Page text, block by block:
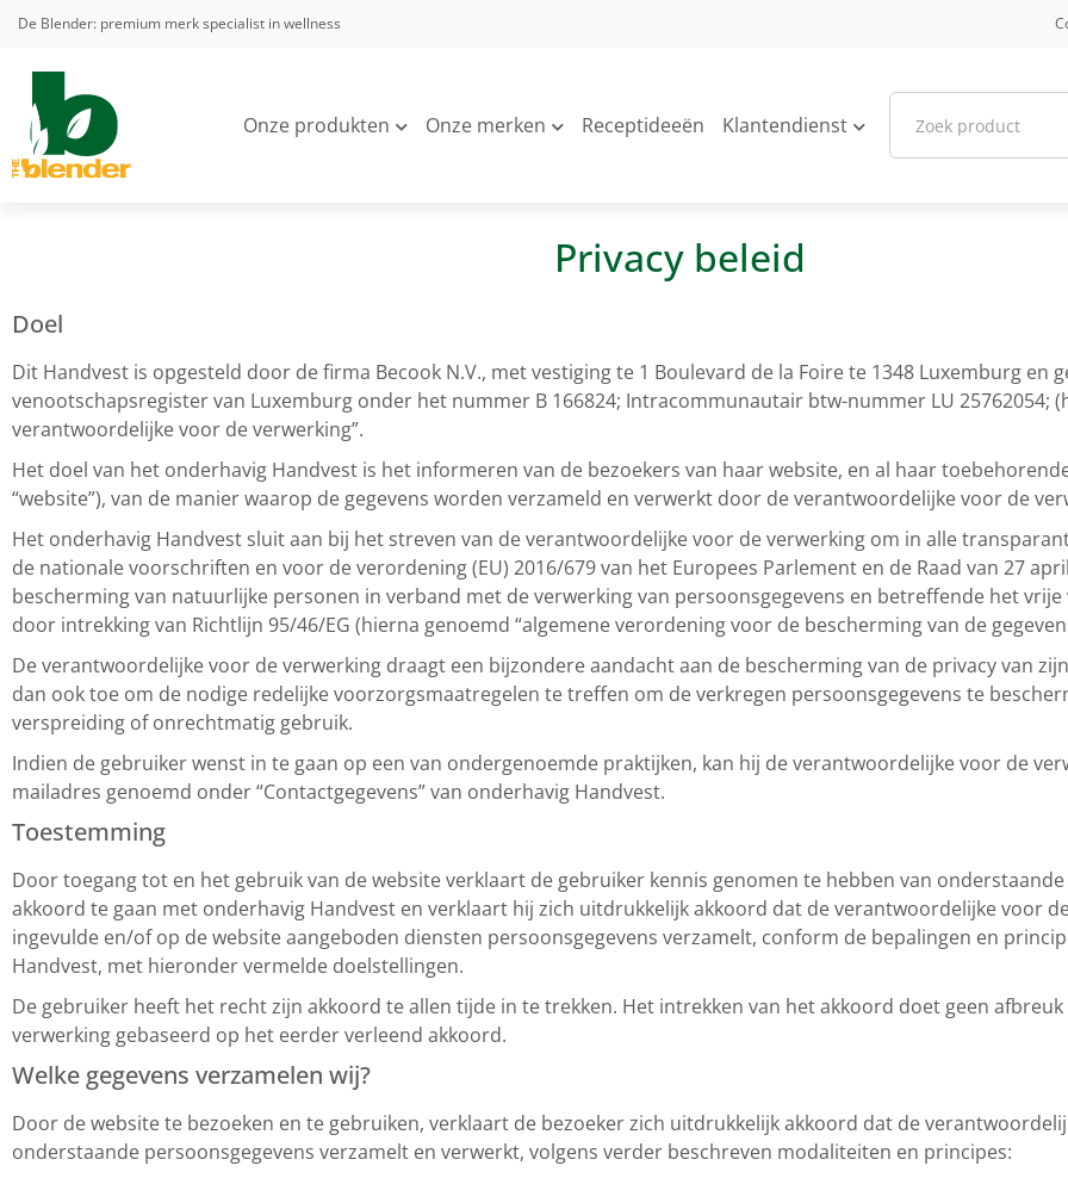
De Blender: premium merk specialist in wellness
Onze produkten Onze merken Receptideeën Klantendienst
Privacy beleid
Doel
Dit Handvest is opgesteld door de firma Becook N.V., met vestiging te 1 Boulevard de la Foire te 1348 Luxemburg en
venootschapsregister van Luxemburg onder het nummer B 166824; Intracommunautair btw-nummer LU 25762054;
verantwoordelijke voor de verwerking”.
Het doel van het onderhavig Handvest is het informeren van de bezoekers van haar website, en al haar
“website”), van de manier waarop de gegevens worden verzameld en verwerkt door de verantwoordelijke voor de
Het onderhavig Handvest sluit aan bij het streven van de verantwoordelijke voor de verwerking om in alle
de nationale voorschriften en voor de verordening (EU) 2016/679 van het Europees Parlement en de Raad van 27
bescherming van natuurlijke personen in verband met de verwerking van persoonsgegevens en betreffende het vrije
door intrekking van Richtlijn 95/46/EG (hierna genoemd “algemene verordening voor de bescherming van de
De verantwoordelijke voor de verwerking draagt een bijzondere aandacht aan de bescherming van de privacy van
dan ook toe om de nodige redelijke voorzorgsmaatregelen te treffen om de verkregen persoonsgegevens te
verspreiding of onrechtmatig gebruik.
Indien de gebruiker wenst in te gaan op een van ondergenoemde praktijken, kan hij de verantwoordelijke voor de
mailadres genoemd onder “Contactgegevens” van onderhavig Handvest.
Toestemming
Door toegang tot en het gebruik van de website verklaart de gebruiker kennis genomen te hebben van
akkoord te gaan met onderhavig Handvest en verklaart hij zich uitdrukkelijk akkoord dat de verantwoordelijke voor
ingevulde en/of op de website aangeboden diensten persoonsgegevens verzamelt, conform de bepalingen en
Handvest, met hieronder vermelde doelstellingen.
De gebruiker heeft het recht zijn akkoord te allen tijde in te trekken. Het intrekken van het akkoord doet geen
verwerking gebaseerd op het eerder verleend akkoord.
Welke gegevens verzamelen wij?
Door de website te bezoeken en te gebruiken, verklaart de bezoeker zich uitdrukkelijk akkoord dat de
onderstaande persoonsgegevens verzamelt en verwerkt, volgens verder beschreven modaliteiten en principes: